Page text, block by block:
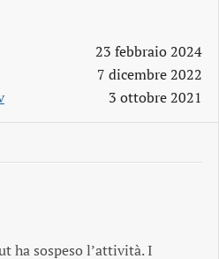
23 febbraio 2024
7 dicembre 2022
3 ottobre 2021
ha sospeso l’attività. I